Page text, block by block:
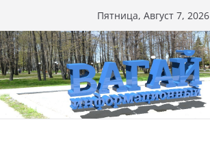
к
содержимому
Пятница, Август 7, 2026